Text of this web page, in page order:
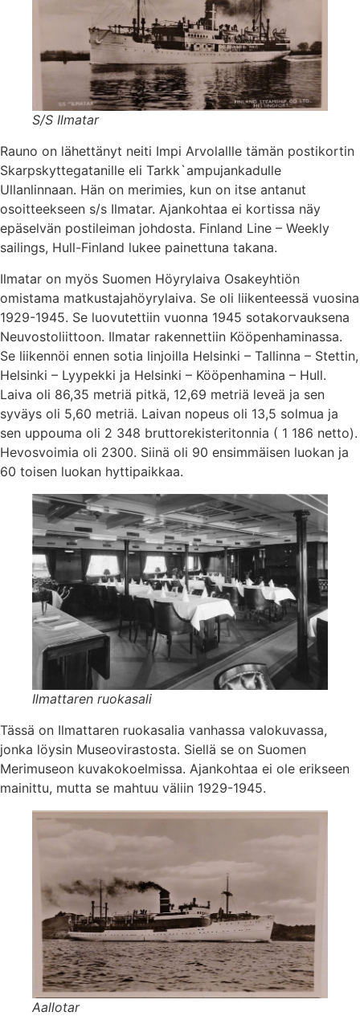
S/S Ilmatar
Rauno on lähettänyt neiti Impi Arvolallle tämän postikortin
Skarpskyttegatanille eli Tarkk`ampujankadulle
Ullanlinnaan. Hän on merimies, kun on itse antanut
osoitteekseen s/s Ilmatar. Ajankohtaa ei kortissa näy
epäselvän postileiman johdosta. Finland Line – Weekly
sailings, Hull-Finland lukee painettuna takana.
Ilmatar on myös Suomen Höyrylaiva Osakeyhtiön
omistama matkustajahöyrylaiva. Se oli liikenteessä vuosina
1929-1945. Se luovutettiin vuonna 1945 sotakorvauksena
Neuvostoliittoon. Ilmatar rakennettiin Kööpenhaminassa.
Se liikennöi ennen sotia linjoilla Helsinki – Tallinna – Stettin,
Helsinki – Lyypekki ja Helsinki – Kööpenhamina – Hull.
Laiva oli 86,35 metriä pitkä, 12,69 metriä leveä ja sen
syväys oli 5,60 metriä. Laivan nopeus oli 13,5 solmua ja
sen uppouma oli 2 348 bruttorekisteritonnia ( 1 186 netto).
Hevosvoimia oli 2300. Siinä oli 90 ensimmäisen luokan ja
60 toisen luokan hyttipaikkaa.
Ilmattaren ruokasali
Tässä on Ilmattaren ruokasalia vanhassa valokuvassa,
jonka löysin Museovirastosta. Siellä se on Suomen
Merimuseon kuvakokoelmissa. Ajankohtaa ei ole erikseen
mainittu, mutta se mahtuu väliin 1929-1945.
Aallotar